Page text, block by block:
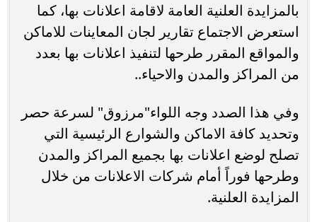
بالمزايدة العلنية العامة لاقامة اعلانات بها، كما
استعرض الاجتماع تقارير لجان المعاينات للاماكن
والمواقع المقرر طرحها لتنفيذ اعلانات بها بعدد
من المراكز والمدن والاحياء..
وفي هذا الصدد وجه اللواء"مرزوق" لسرعة حصر
وتحديد كافة الاماكن والشوارع الرئيسية التي
تصلح لوضع اعلانات بها بجميع المراكز والمدن
وطرحها فوراً أمام شركات الاعلانات من خلال
المزايدة العلنية.